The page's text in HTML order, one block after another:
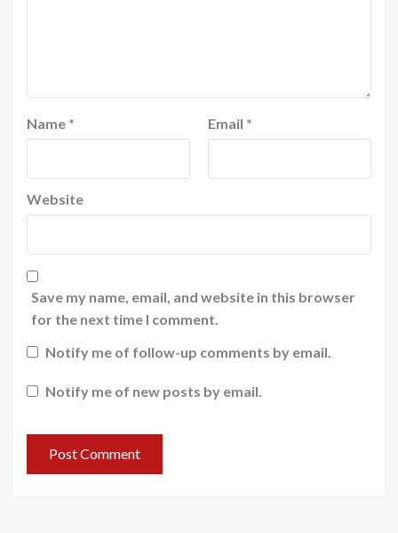
Name * Email *
Website
Save my name, email, and website in this browser
for the next time I comment.
Notify me of follow-up comments by email.
Notify me of new posts by email.